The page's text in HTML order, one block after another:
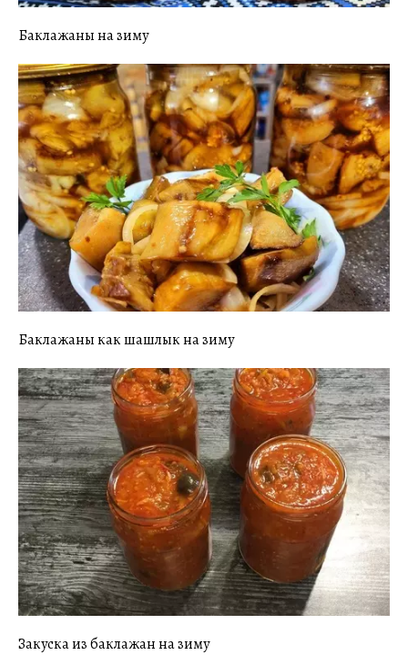
Баклажаны на зиму
Баклажаны как шашлык на зиму
Закуска из баклажан на зиму